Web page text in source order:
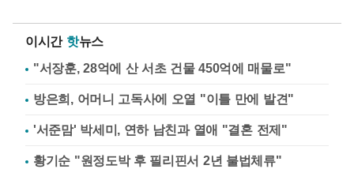
이시간 핫뉴스
"서장훈, 28억에 산 서초 건물 450억에 매물로"
방은희, 어머니 고독사에 오열 "이틀 만에 발견"
'서준맘' 박세미, 연하 남친과 열애 "결혼 전제"
황기순 "원정도박 후 필리핀서 2년 불법체류"